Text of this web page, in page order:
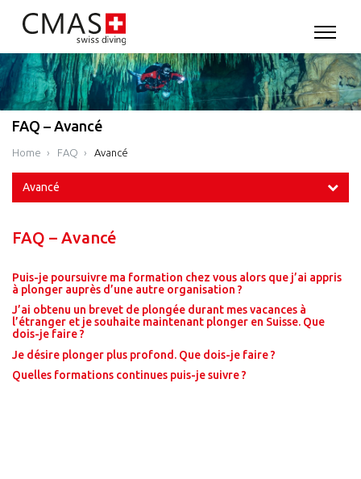
FAQ – Avancé
Home FAQ Avancé
Avancé
FAQ – Avancé
Puis-je poursuivre ma formation chez vous alors que j’ai appris
à plonger auprès d’une autre organisation ?
J’ai obtenu un brevet de plongée durant mes vacances à
l’étranger et je souhaite maintenant plonger en Suisse. Que
dois-je faire ?
Je désire plonger plus profond. Que dois-je faire ?
Quelles formations continues puis-je suivre ?